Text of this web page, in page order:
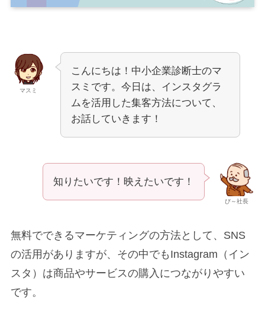
マスミ
こんにちは！中小企業診断士のマ
スミです。今日は、インスタグラ
ムを活用した集客方法について、
お話していきます！
び～社長
知りたいです！映えたいです！
無料でできるマーケティングの方法として、SNS
の活用がありますが、その中でもInstagram（イン
スタ）は商品やサービスの購入につながりやすい
です。